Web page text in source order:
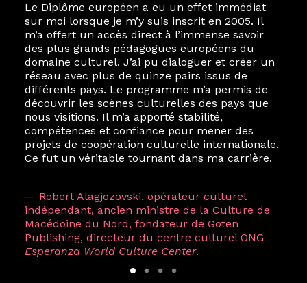
Le Diplôme européen a eu un effet immédiat
sur moi lorsque je m’y suis inscrit en 2005. Il
m’a offert un accès direct à l’immense savoir
des plus grands pédagogues européens du
domaine culturel. J’ai pu dialoguer et créer un
réseau avec plus de quinze pairs issus de
différents pays. Le programme m’a permis de
découvrir les scènes culturelles des pays que
nous visitions. Il m’a apporté stabilité,
compétences et confiance pour mener des
projets de coopération culturelle internationale.
Ce fut un véritable tournant dans ma carrière.
— Robert Alagjozovski, opérateur culturel
indépendant, ancien ministre de la Culture de
Macédoine du Nord, fondateur de Goten
Publishing, directeur du centre culturel ONG
Esperanza World Culture Center.